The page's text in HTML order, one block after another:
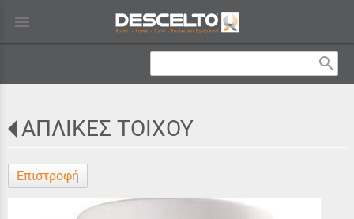
menu
search
ΑΠΛΙΚΕΣ ΤΟΙΧΟΥ
Επιστροφή